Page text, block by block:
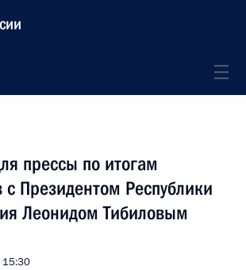
прессы по итогам
с Президентом Республики
Леонидом Тибиловым
15:30